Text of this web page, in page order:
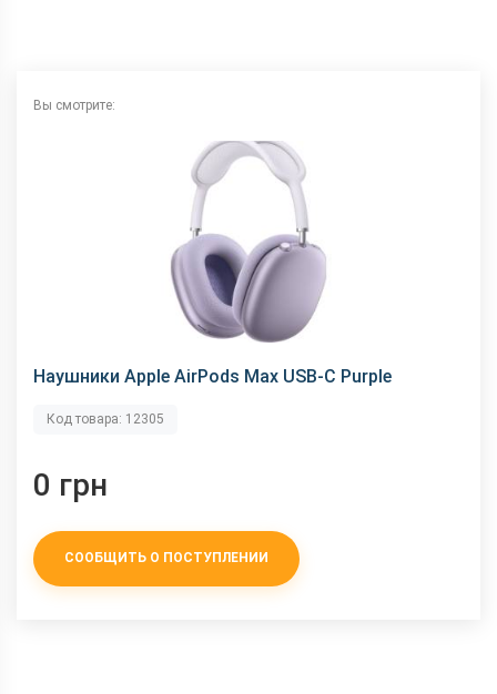
Вы смотрите:
Наушники Apple AirPods Max USB-C Purple
Код товара: 12305
0 грн
СООБЩИТЬ О ПОСТУПЛЕНИИ